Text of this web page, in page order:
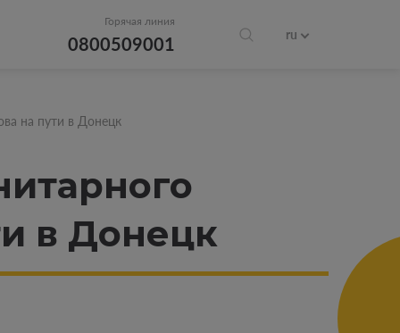
Горячая линия
0800509001 ru
на пути в Донецк
в Донецк